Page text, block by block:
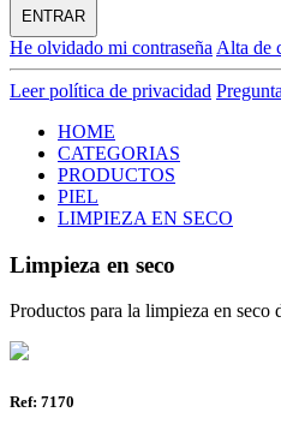
ENTRAR
He olvidado mi contraseña Alta de
Leer política de privacidad
HOME
CATEGORIAS
PRODUCTOS
PIEL
LIMPIEZA EN SECO
Limpieza en seco
Productos para la limpieza en seco
Ref: 7170